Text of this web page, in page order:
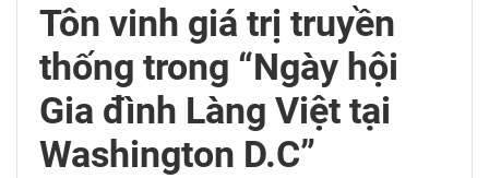
Tôn vinh giá trị truyền
thống trong “Ngày hội
Gia đình Làng Việt tại
Washington D.C”